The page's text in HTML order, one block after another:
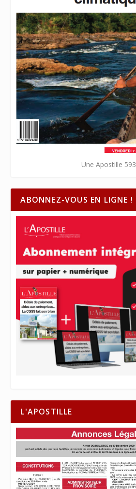
Une Apostille 593
ABONNEZ-VOUS EN LIGNE !
L'APOSTILLE